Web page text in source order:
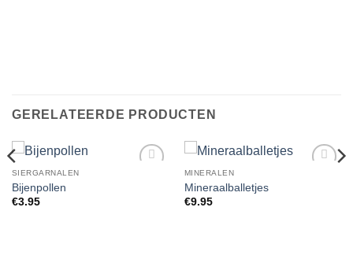
GERELATEERDE PRODUCTEN
SIERGARNALEN
Bijenpollen
€3.95
MINERALEN
Mineraalballetjes
€9.95